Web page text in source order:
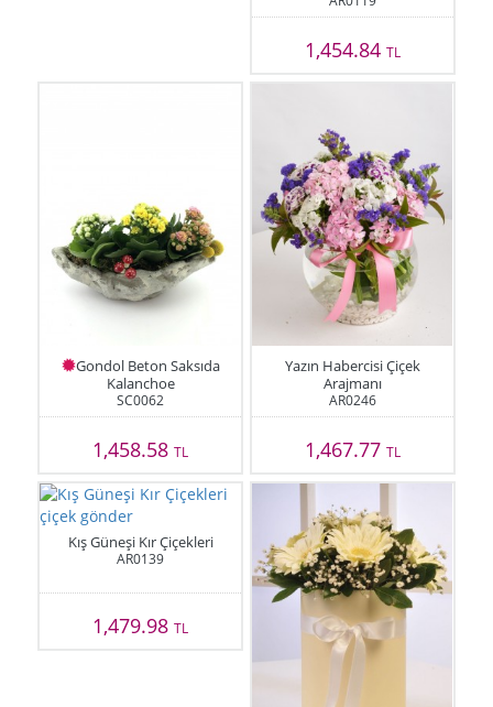
1,454.84 TL
Gondol Beton Saksıda
Kalanchoe
SC0062
1,458.58TL
Yazın Habercisi Çiçek
Arajmanı
AR0246
1,467.77 TL
Kış Güneşi Kır Çiçekleri
AR0139
1,479.98TL